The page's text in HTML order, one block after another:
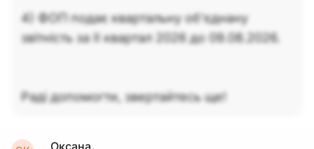
4) ФОП подає квартальну об'єднану
звітність за ІІ квартал 2026 до 09.08.2026.
Раді допомогти, звертайтесь ще!
Оксана